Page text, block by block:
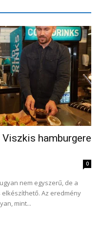
hamburgere
0
nem egyszerű, de a
Az eredmény
mint...